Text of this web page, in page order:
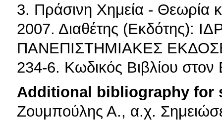
3. Πράσινη Χημεία - Θεωρία
2007. Διαθέτης
ΠΑΝΕΠΙΣΤΗΜΙΑΚΕΣ
234-6. Κωδικός Βιβλίου
Additional bibliography for
Ζουμπούλης Α., α.χ.